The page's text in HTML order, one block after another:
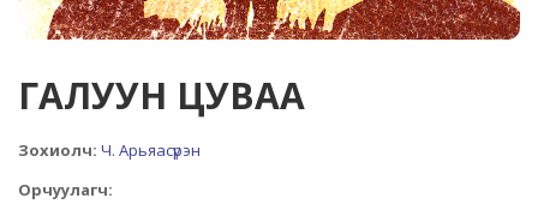
ГАЛУУН ЦУВАА
Зохиолч: Ч. Арьяасүрэн
Орчуулагч: